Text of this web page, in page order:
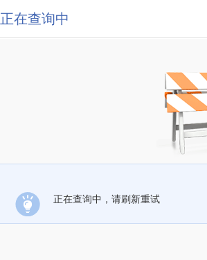
正在查询中
正在查询中，请刷新重试